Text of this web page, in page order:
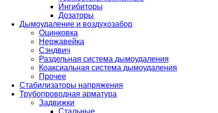
Ингибиторы
Дозаторы
Дымоудаление и воздухозабор
Оцинковка
Нержавейка
Сэндвич
Раздельная система дымоудаления
Коаксиальная система дымоудаления
Прочее
Стабилизаторы напряжения
Трубопроводная арматура
Задвижки
Стальные